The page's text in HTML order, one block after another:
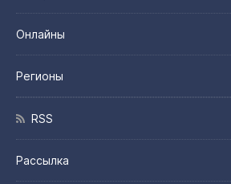
Онлайны
Регионы
RSS
Рассылка